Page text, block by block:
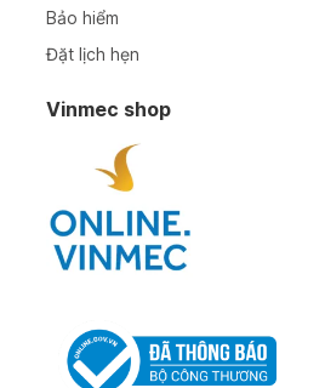
Bảo hiểm
Đặt lịch hẹn
Vinmec shop